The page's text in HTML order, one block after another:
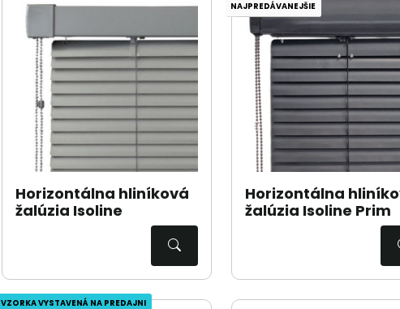
Horizontálna hliníková
žalúzia Isoline
NAJPREDÁVANEJŠIE
Horizontálna
žalúzia Isoline Prim
VZORKA VYSTAVENÁ NA PREDAJNI